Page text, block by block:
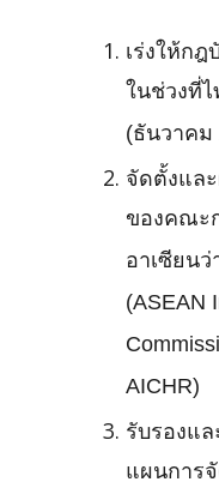
เร่งให้ก
ในช่วงที่
(ธันวาคม
จัดตั้งแล
ของคณะ
อาเซียน
(ASEAN
AICHR)
รับรองแ
แผนการ